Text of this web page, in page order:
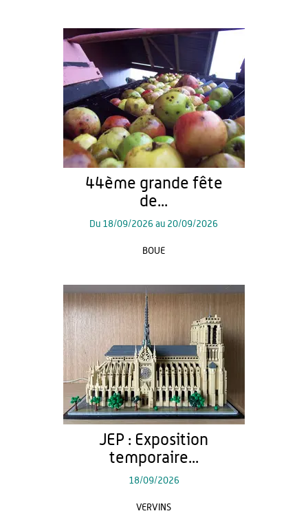
44ème grande fête
de...
Du 18/09/2026 au 20/09/2026
BOUE
JEP : Exposition
temporaire...
18/09/2026
VERVINS